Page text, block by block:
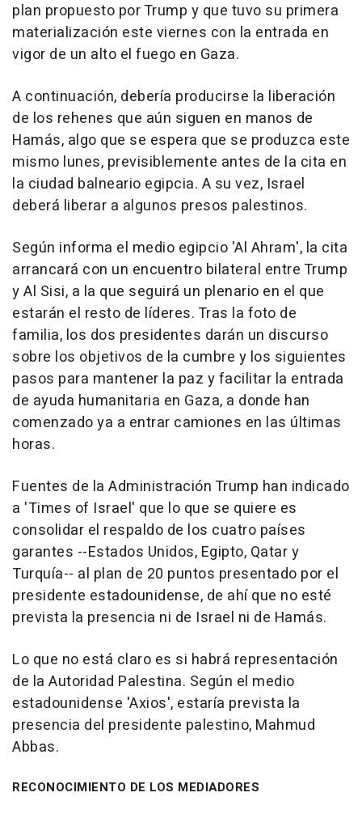
plan propuesto por Trump y que tuvo su primera
materialización este viernes con la entrada en
vigor de un alto el fuego en Gaza.
A continuación, debería producirse la liberación
de los rehenes que aún siguen en manos de
Hamás, algo que se espera que se produzca este
mismo lunes, previsiblemente antes de la cita en
la ciudad balneario egipcia. A su vez, Israel
deberá liberar a algunos presos palestinos.
Según informa el medio egipcio 'Al Ahram', la cita
arrancará con un encuentro bilateral entre Trump
y Al Sisi, a la que seguirá un plenario en el que
estarán el resto de líderes. Tras la foto de
familia, los dos presidentes darán un discurso
sobre los objetivos de la cumbre y los siguientes
pasos para mantener la paz y facilitar la entrada
de ayuda humanitaria en Gaza, a donde han
comenzado ya a entrar camiones en las últimas
horas.
Fuentes de la Administración Trump han indicado
a 'Times of Israel' que lo que se quiere es
consolidar el respaldo de los cuatro países
garantes --Estados Unidos, Egipto, Qatar y
Turquía-- al plan de 20 puntos presentado por el
presidente estadounidense, de ahí que no esté
prevista la presencia ni de Israel ni de Hamás.
Lo que no está claro es si habrá representación
de la Autoridad Palestina. Según el medio
estadounidense 'Axios', estaría prevista la
presencia del presidente palestino, Mahmud
Abbas.
RECONOCIMIENTO DE LOS MEDIADORES